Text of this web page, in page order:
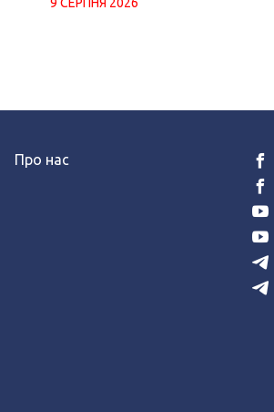
Про нас